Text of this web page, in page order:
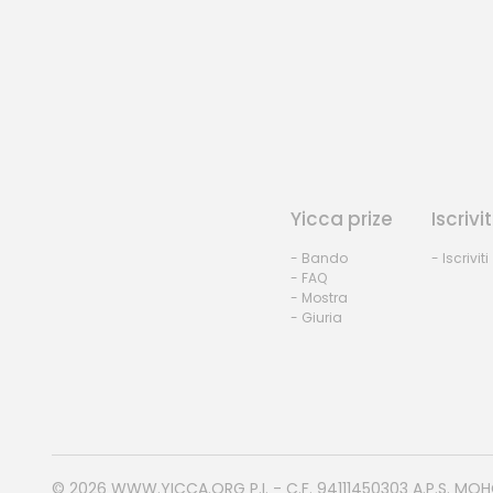
Yicca prize
- Bando
- FAQ
- Mostra
- Giuria
- Iscriviti